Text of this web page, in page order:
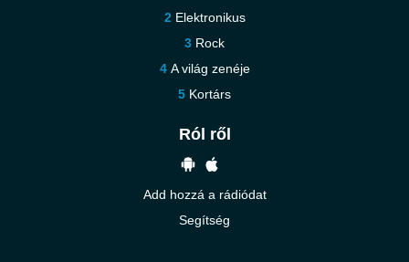
Elektronikus
Rock
A világ zenéje
Kortárs
Ról ről
Add hozzá a rádiódat
Segítség